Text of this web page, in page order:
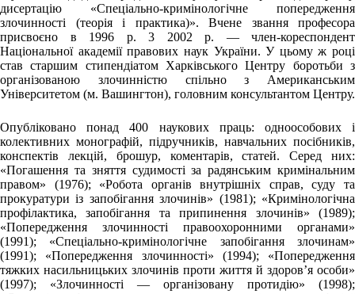
дисертацію «Спеціально-кримінологічне попередження
злочинності (теорія і практика)». Вчене звання професора
присвоєно в 1996 р. 3 2002 р. — член-кореспондент
Національної академії правових наук України. У цьому ж році
став старшим стипендіатом Харківського Центру боротьби з
організованою злочинністю спільно з Американським
Університетом (м. Вашингтон), головним консультантом Центру.
Опубліковано понад 400 наукових праць: одноособових і
колективних монографій, підручників, навчальних посібників,
конспектів лекцій, брошур, коментарів, статей. Серед них:
«Погашення та зняття судимості за радянським кримінальним
правом» (1976); «Робота органів внутрішніх справ, суду та
прокуратури із запобігання злочинів» (1981); «Кримінологічна
профілактика, запобігання та припинення злочинів» (1989);
«Попередження злочинності правоохоронними органами»
(1991); «Спеціально-кримінологічне запобігання злочинам»
(1991); «Попередження злочинності» (1994); «Попередження
тяжких насильницьких злочинів проти життя й здоров’я особи»
(1997); «Злочинності — організовану протидію» (1998);